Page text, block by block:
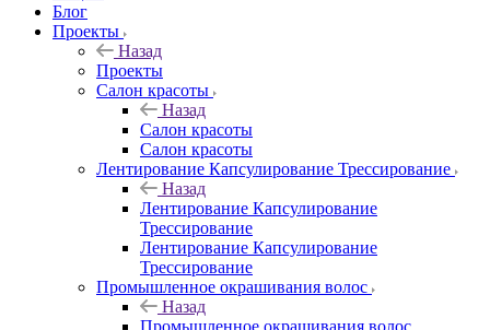
Блог
Проекты
Назад
Проекты
Салон красоты
Назад
Салон красоты
Салон красоты
Лентирование Капсулирование Трессирование
Назад
Лентирование Капсулирование
Трессирование
Лентирование Капсулирование
Трессирование
Промышленное окрашивания волос
Назад
Промышленное окрашивания волос